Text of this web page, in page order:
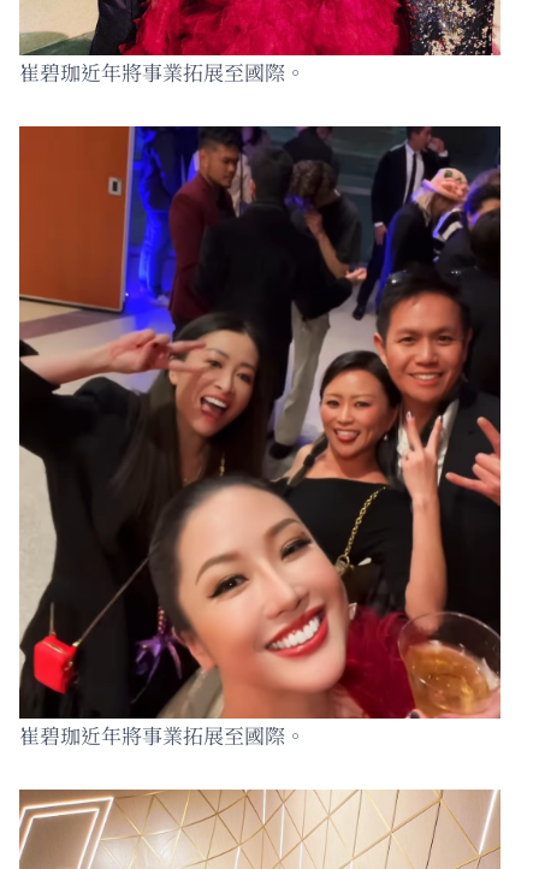
崔碧珈近年將事業拓展至國際。
崔碧珈近年將事業拓展至國際。